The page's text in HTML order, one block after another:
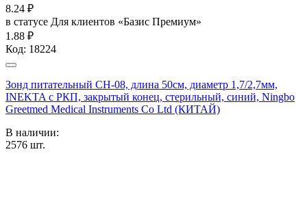
8.24 ₽
в статусе Для клиентов «Базис Премиум»
1.88 ₽
Код: 18224
Зонд питательный CH-08, длина 50см, диаметр 1,7/2,7мм,
INEKTA с РКП, закрытый конец, стерильный, синий, Ningbo
Greetmed Medical Instruments Co Ltd (КИТАЙ)
В наличии:
2576 шт.